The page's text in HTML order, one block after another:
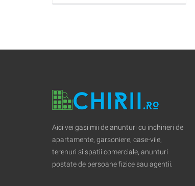
Aici vei gasi mii de anunturi cu inchirieri de
apartamente, garsoniere, case-vile,
terenuri si spatii comerciale, anunturi
postate de persoane fizice sau agentii.